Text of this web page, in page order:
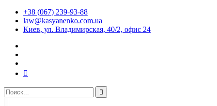
+38 (067) 239-93-88
law@kasyanenko.com.ua
Киев, ул. Владимирская, 40/2, офис 24